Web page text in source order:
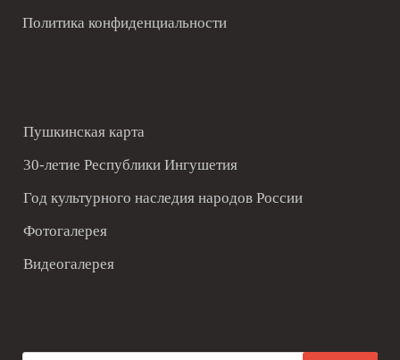
Политика конфиденциальности
Пушкинская карта
30-летие Республики Ингушетия
Год культурного наследия народов России
Фотогалерея
Видеогалерея